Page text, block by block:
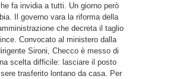
fa invidia a tutti. Un giorno però
Il governo vara la riforma della
che decreta il taglio
Convocato al ministero dalla
Sironi, Checco è messo di
scelta difficile: lasciare il posto
trasferito lontano da casa. Per